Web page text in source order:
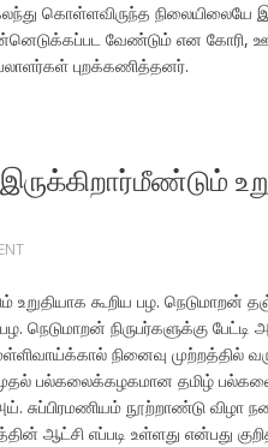
கொள்ளவிருந்த நிலையிலையே
வேண்டும் என கோரி,
புறக்கணித்தனர்.
உறுதியாக கூறிய பழ. நெடுமாறன்
நெடுமாறன் நிருபர்களுக்கு
நினைவு முற்றத்தில்
முதல் பல்கலைக்கழகமான தமிழ்
சுப்பிரமணியம் நூற்றாண்டு
ஆட்சி எப்படி உள்ளது என்பது